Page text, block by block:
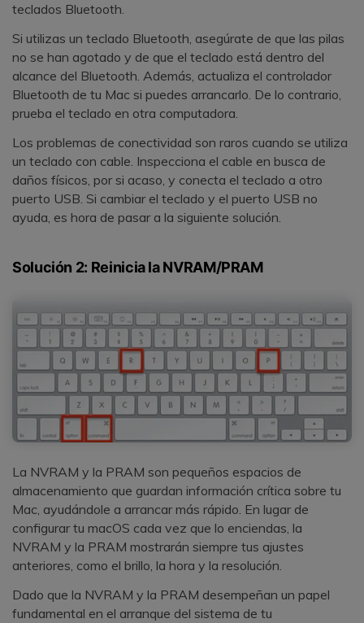
teclados Bluetooth.
Si utilizas un teclado Bluetooth, asegúrate de que las pilas
no se han agotado y de que el teclado está dentro del
alcance del Bluetooth. Además, actualiza el controlador
Bluetooth de tu Mac si puedes arrancarlo. De lo contrario,
prueba el teclado en otra computadora.
Los problemas de conectividad son raros cuando se utiliza
un teclado con cable. Inspecciona el cable en busca de
daños físicos, por si acaso, y conecta el teclado a otro
puerto USB. Si cambiar el teclado y el puerto USB no
ayuda, es hora de pasar a la siguiente solución.
Solución 2: Reinicia la NVRAM/PRAM
La NVRAM y la PRAM son pequeños espacios de
almacenamiento que guardan información crítica sobre tu
Mac, ayudándole a arrancar más rápido. En lugar de
configurar tu macOS cada vez que lo enciendas, la
NVRAM y la PRAM mostrarán siempre tus ajustes
anteriores, como el brillo, la hora y la resolución.
Dado que la NVRAM y la PRAM desempeñan un papel
fundamental en el arranque del sistema de tu